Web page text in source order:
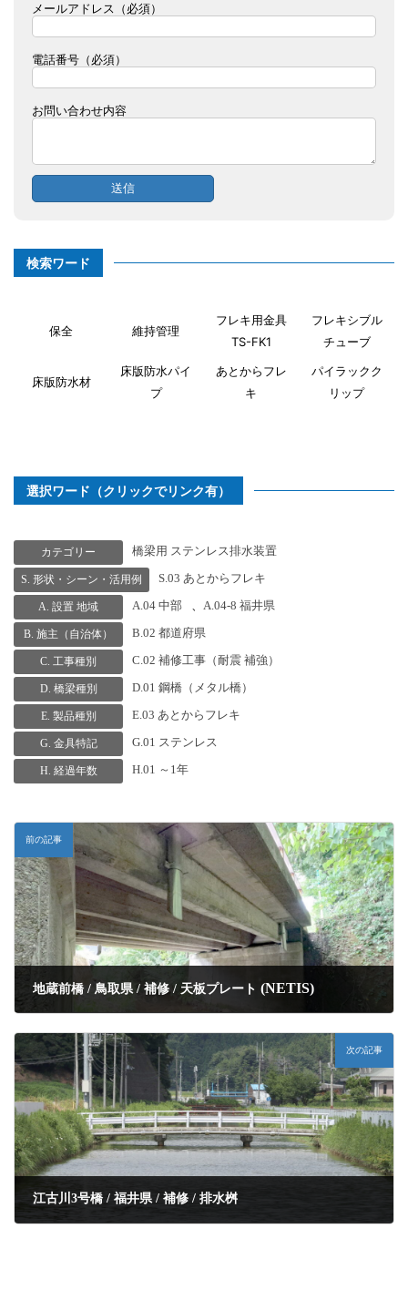
メールアドレス（必須）
電話番号（必須）
お問い合わせ内容
検索ワード
保全 維持管理
フレキ用金具
TS-FK1
フレキシブル
チューブ
床版防水材
床版防水パイ
プ
あとからフレ
キ
パイラックク
リップ
選択ワード（クリックでリンク有）
カテゴリー 橋梁用 ステンレス排水装置
S. 形状・シーン・活用例 S.03 あとからフレキ
A. 設置 地域 A.04 中部 、A.04-8 福井県
B. 施主（自治体） B.02 都道府県
C. 工事種別 C.02 補修工事（耐震 補強）
D. 橋梁種別 D.01 鋼橋（メタル橋）
E. 製品種別 E.03 あとからフレキ
G. 金具特記 G.01 ステンレス
H. 経過年数 H.01 ～1年
前の記事
地蔵前橋 / 鳥取県 / 補修 / 天板プレート (NETIS)
次の記事
江古川3号橋 / 福井県 / 補修 / 排水桝